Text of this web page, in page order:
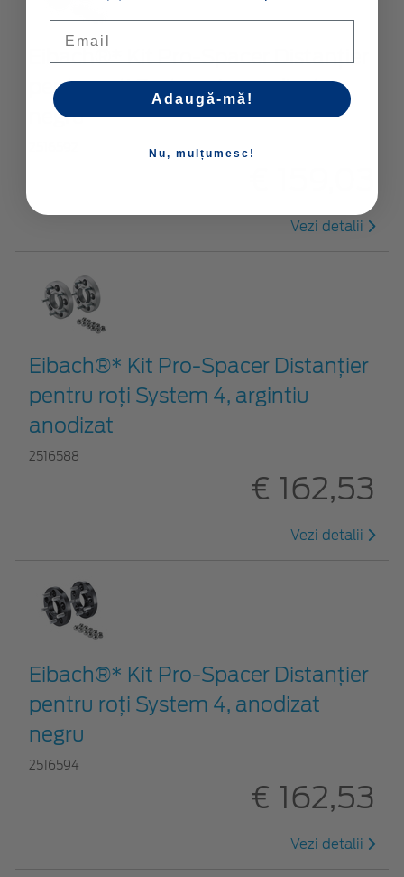
Eibach®* Kit Pro-Spacer Distanțier
pentru roți System 4, anodizat
negru
Vezi detalii
Eibach®* Kit Pro-Spacer Distanțier
pentru roți System 4, argintiu
anodizat
2516588
€ 162,53
Vezi detalii
Eibach®* Kit Pro-Spacer Distanțier
pentru roți System 4, anodizat
negru
2516594
€ 162,53
Vezi detalii
Adaugă-mă!
Nu, mulțumesc!